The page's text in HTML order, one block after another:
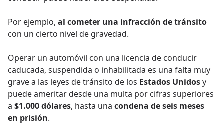
Por ejemplo, al cometer una infracción de tránsito
con un cierto nivel de gravedad.
Operar un automóvil con una licencia de conducir
caducada, suspendida o inhabilitada es una falta muy
grave a las leyes de tránsito de los Estados Unidosy
puede ameritar desde una multa por cifras superiores
a $1.000 dólares, hasta una condena de seis meses
en prisión.